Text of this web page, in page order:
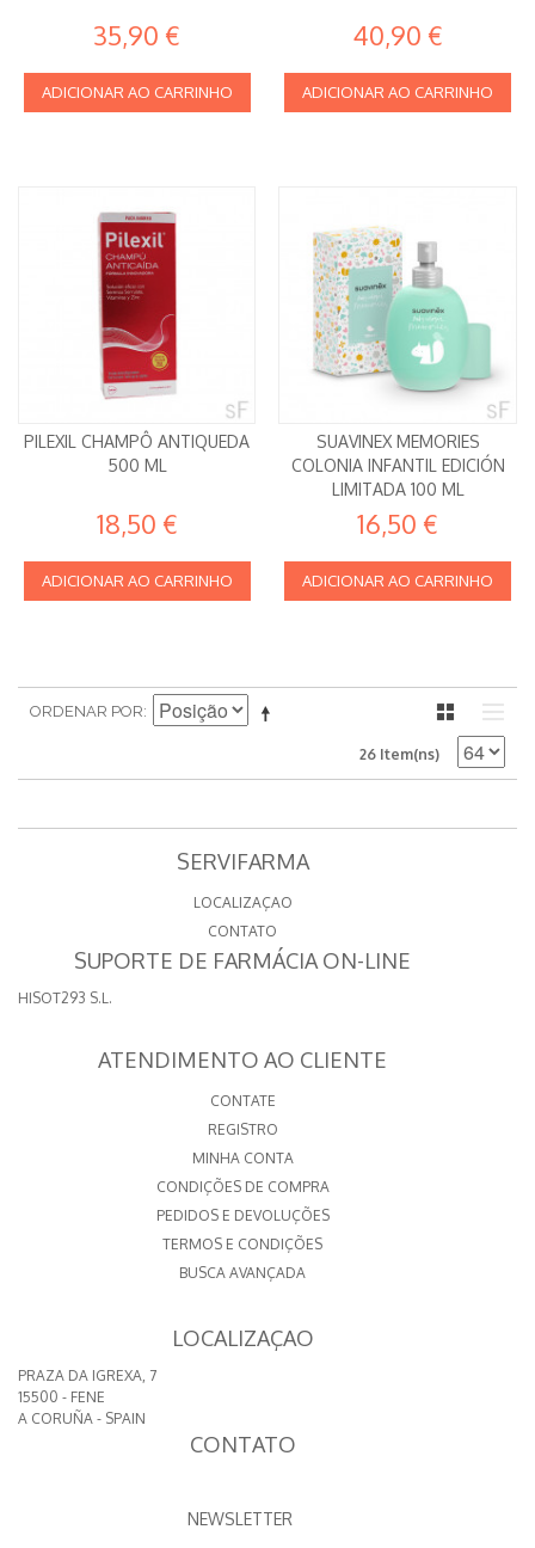
35,90 €
ADICIONAR AO CARRINHO
40,90 €
ADICIONAR AO CARRINHO
PILEXIL CHAMPÔ ANTIQUEDA
500 ML
18,50 €
ADICIONAR AO CARRINHO
SUAVINEX MEMORIES
COLONIA INFANTIL EDICIÓN
LIMITADA 100 ML
16,50 €
ADICIONAR AO CARRINHO
ORDENAR POR
26 Item(ns)
SERVIFARMA
LOCALIZAÇAO
CONTATO
SUPORTE DE FARMÁCIA ON-LINE
HISOT293 S.L.
ATENDIMENTO AO CLIENTE
CONTATE
REGISTRO
MINHA CONTA
CONDIÇÕES DE COMPRA
PEDIDOS E DEVOLUÇÕES
TERMOS E CONDIÇÕES
BUSCA AVANÇADA
LOCALIZAÇAO
PRAZA DA IGREXA, 7
15500 - FENE
A CORUÑA - SPAIN
CONTATO
NEWSLETTER